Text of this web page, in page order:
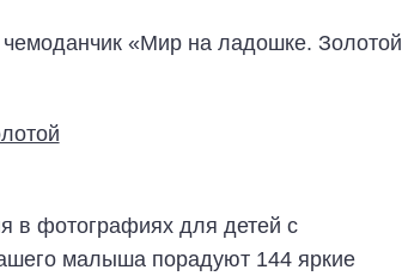
«Мир на ладошке. Золотой
в фотографиях для детей с
малыша порадуют 144 яркие